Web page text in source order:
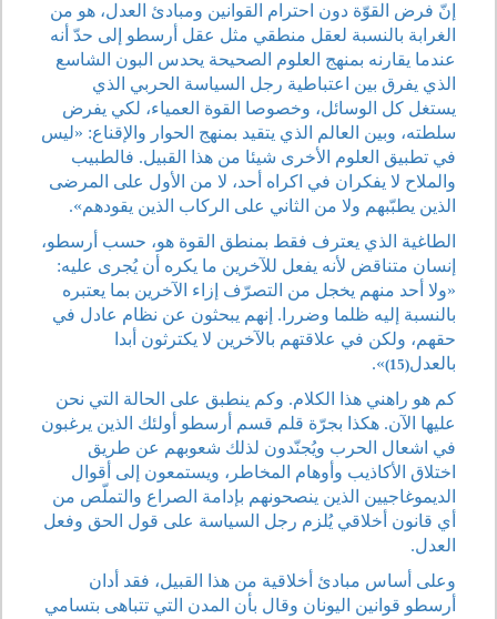
إنّ فرض القوّة دون احترام القوانين ومبادئ العدل، هو من
الغرابة بالنسبة لعقل منطقي مثل عقل أرسطو إلى حدّ أنه
عندما يقارنه بمنهج العلوم الصحيحة يحدس البون الشاسع
الذي يفرق بين اعتباطية رجل السياسة الحربي الذي
يستغل كل الوسائل، وخصوصا القوة العمياء، لكي يفرض
سلطته، وبين العالم الذي يتقيد بمنهج الحوار والإقناع: «ليس
في تطبيق العلوم الأخرى شيئا من هذا القبيل. فالطبيب
والملاح لا يفكران في اكراه أحد، لا من الأول على المرضى
الذين يطبّبهم ولا من الثاني على الركاب الذين يقودهم».
الطاغية الذي يعترف فقط بمنطق القوة هو، حسب أرسطو،
إنسان متناقض لأنه يفعل للآخرين ما يكره أن يُجرى عليه:
«ولا أحد منهم يخجل من التصرّف إزاء الآخرين بما يعتبره
بالنسبة إليه ظلما وضررا. إنهم يبحثون عن نظام عادل في
حقهم، ولكن في علاقتهم بالآخرين لا يكترثون أبدا
بالعدل(15)
».
كم هو راهني هذا الكلام. وكم ينطبق على الحالة التي نحن
عليها الآن. هكذا بجرّة قلم قسم أرسطو أولئك الذين يرغبون
في اشعال الحرب ويُجنّدون لذلك شعوبهم عن طريق
اختلاق الأكاذيب وأوهام المخاطر، ويستمعون إلى أقوال
الديموغاجيين الذين ينصحونهم بإدامة الصراع والتملّص من
أي قانون أخلاقي يُلزم رجل السياسة على قول الحق وفعل
العدل.
وعلى أساس مبادئ أخلاقية من هذا القبيل، فقد أدان
أرسطو قوانين اليونان وقال بأن المدن التي تتباهى بتسامي